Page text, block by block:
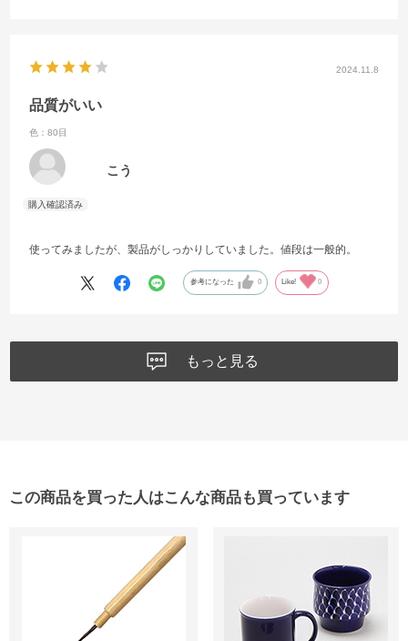
2024.11.8
品質がいい
色：80目
こう
使ってみましたが、製品がしっかりしていました。値段は一般的。
参考になった 0 Like! 0
もっと見る
この商品を買った人はこんな商品も買っています